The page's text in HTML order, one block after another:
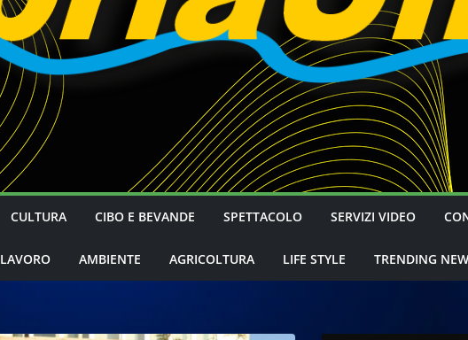
CULTURA CIBO E BEVANDE SPETTACOLO SERVIZI VIDEO
LAVORO AMBIENTE AGRICOLTURA LIFE STYLE TRENDING